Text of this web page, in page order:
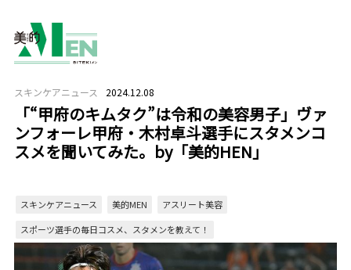
スキンケアニュース 2024.12.08
「“甲府のキムタク”は令和の美容男子」ヴァ
ンフォーレ甲府・木村卓斗選手にスタメンコ
スメを聞いてみた。by「美的HEN」
スキンケアニュース 美的MEN
アスリート美容
スポーツ選手の毎日コスメ、スタメンを教えて！